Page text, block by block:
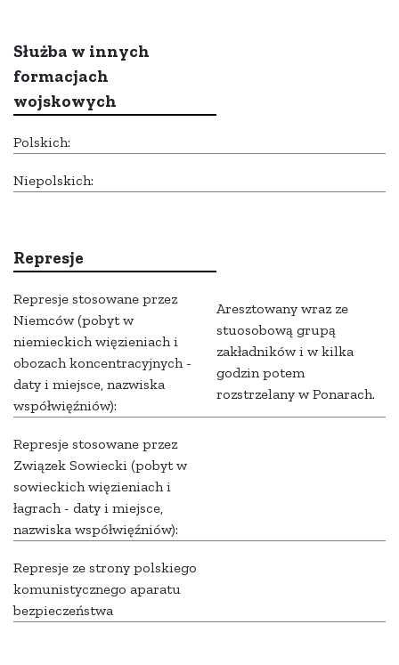
Służba w innych
formacjach
wojskowych
Polskich:
Niepolskich:
Represje
Represje stosowane przez
Niemców (pobyt w
niemieckich więzieniach i
obozach koncentracyjnych -
daty i miejsce, nazwiska
współwięźniów):
Aresztowany wraz ze
stuosobową grupą
zakładników i w kilka
godzin potem
rozstrzelany w Ponarach.
Represje stosowane przez
Związek Sowiecki (pobyt w
sowieckich więzieniach i
łagrach - daty i miejsce,
nazwiska współwięźniów):
Represje ze strony polskiego
komunistycznego aparatu
bezpieczeństwa